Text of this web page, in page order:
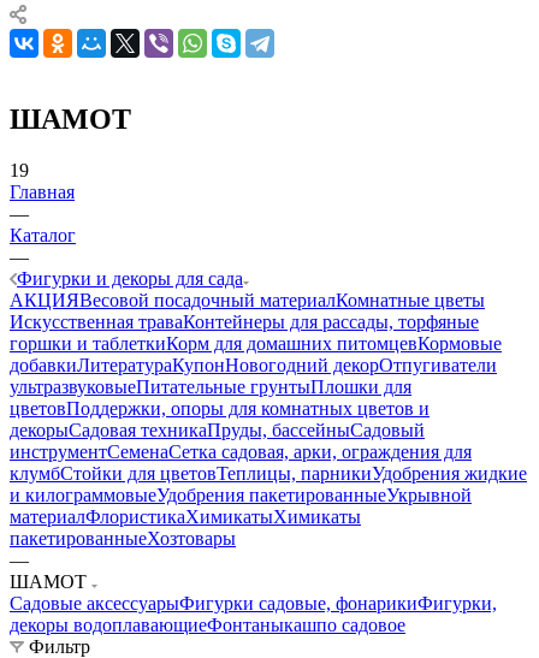
ШАМОТ
19
Главная
—
Каталог
—
Фигурки и декоры для сада
АКЦИЯВесовой посадочный материалКомнатные цветы
Искусственная траваКонтейнеры для рассады, торфяные
горшки и таблеткиКорм для домашних питомцевКормовые
добавкиЛитератураКупонНовогодний декорОтпугиватели
ультразвуковыеПитательные грунтыПлошки для
цветовПоддержки, опоры для комнатных цветов и
декорыСадовая техникаПруды, бассейныСадовый
инструментСеменаСетка садовая, арки, ограждения для
клумбСтойки для цветовТеплицы, парникиУдобрения жидкие
и килограммовыеУдобрения пакетированныеУкрывной
материалФлористикаХимикатыХимикаты
пакетированныеХозтовары
—
ШАМОТ
Садовые аксессуарыФигурки садовые, фонарикиФигурки,
декоры водоплавающиеФонтаныкашпо садовое
Фильтр